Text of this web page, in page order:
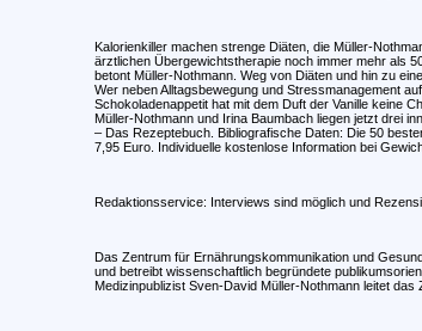
Kalorienkiller machen strenge Diäten, die Müller-
ärztlichen Übergewichtstherapie noch immer mehr als
betont Müller-Nothmann. Weg von Diäten und hin zu
Wer neben Alltagsbewegung und Stressmanagement
Schokoladenappetit hat mit dem Duft der Vanille keine
Müller-Nothmann und Irina Baumbach liegen jetzt drei
– Das Rezeptebuch. Bibliografische Daten: Die 50
7,95 Euro. Individuelle kostenlose Information bei
Redaktionsservice: Interviews sind möglich und
Das Zentrum für Ernährungskommunikation und
und betreibt wissenschaftlich begründete
Medizinpublizist Sven-David Müller-Nothmann leitet das